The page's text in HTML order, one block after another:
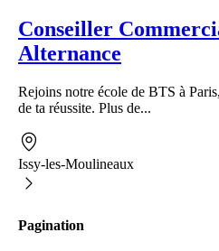
Conseiller
Alternance
Rejoins notre école de BTS à
de ta réussite. Plus de...
Issy-les-Moulineaux
Pagination